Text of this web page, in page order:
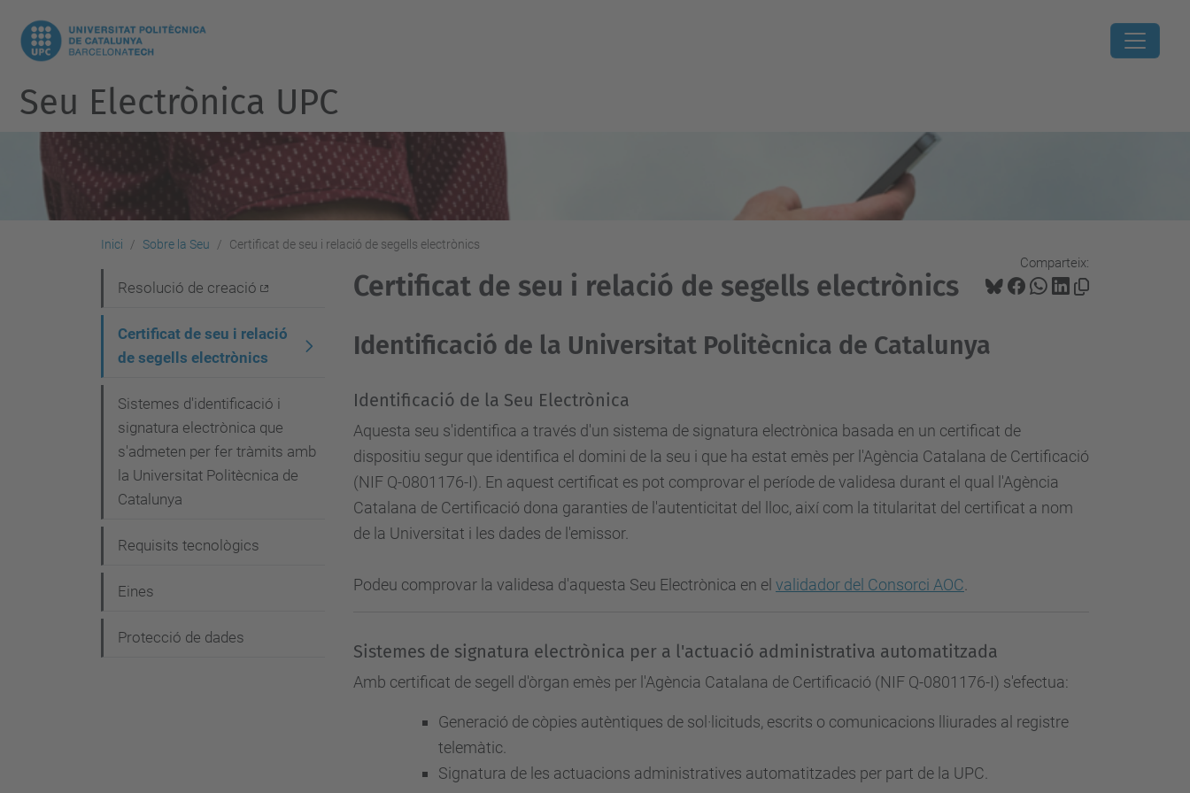
Seu Electrònica UPC
Inici Sobre la Seu Certificat de seu i relació de segells electrònics
Comparteix:
Certificat de seu i relació de segells electrònics
Identificació de la Universitat Politècnica de Catalunya
Identificació de la Seu Electrònica
Aquesta seu s'identifica a través d'un sistema de signatura electrònica basada en un certificat de
dispositiu segur que identifica el domini de la seu i que ha estat emès per l'Agència Catalana de Certificació
(NIF Q-0801176-I). En aquest certificat es pot comprovar el període de validesa durant el qual l'Agència
Catalana de Certificació dona garanties de l'autenticitat del lloc, així com la titularitat del certificat a nom
de la Universitat i les dades de l'emissor.
Podeu comprovar la validesa d'aquesta Seu Electrònica en el validador del Consorci AOC
Sistemes de signatura electrònica per a l'actuació administrativa automatitzada
Amb certificat de segell d'òrgan emès per l'Agència Catalana de Certificació (NIF Q-0801176-I) s'efectua:
Generació de còpies autèntiques de sol·licituds, escrits o comunicacions lliurades al registre
telemàtic.
Signatura de les actuacions administratives automatitzades per part de la UPC.
a
e
ó
Resolució de creació
Certificat de seu i relació
de segells electrònics
Sistemes d'identificació i
signatura electrònica que
s'admeten per fer tràmits amb
la Universitat Politècnica de
Catalunya
Requisits tecnològics
Eines
Protecció de dades